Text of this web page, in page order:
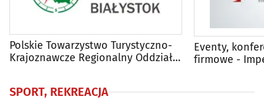
Trenerzy personalni(8)
Polskie Towarzystwo Turystyczno-
Krajoznawcze Regionalny Oddział
Eventy,
firmowe -
SPORT, REKREACJA